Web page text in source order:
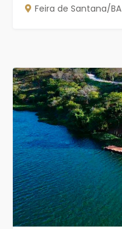
Feira de Santana/BA